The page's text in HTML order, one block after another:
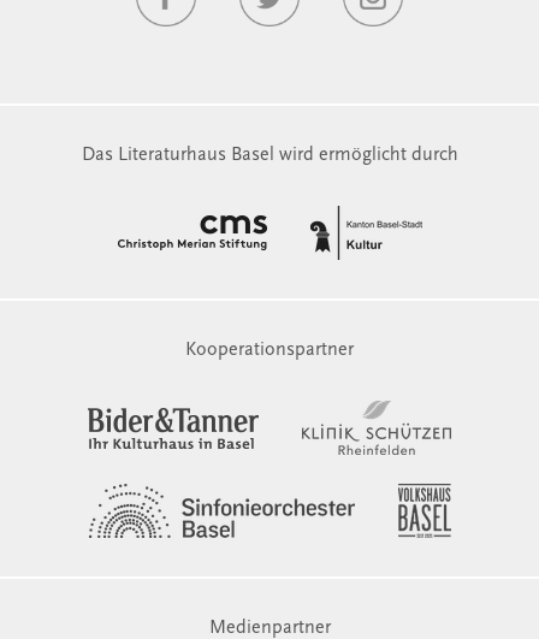
Das Literaturhaus Basel wird ermöglicht durch
Kooperationspartner
Medienpartner